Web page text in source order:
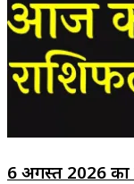
6 अगस्त 2026 का